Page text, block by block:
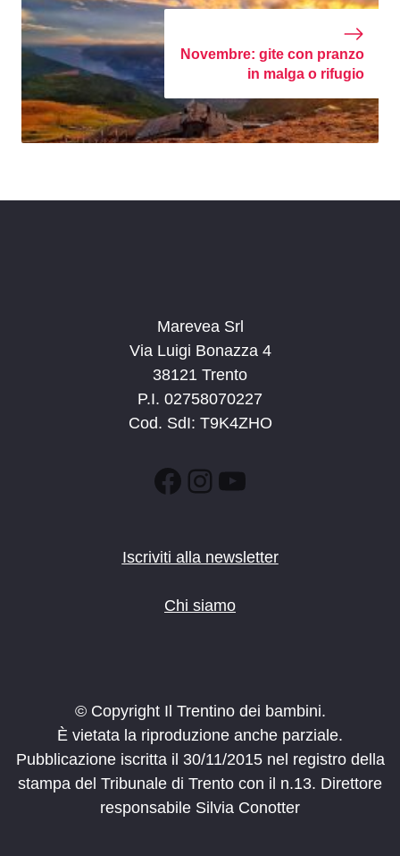
Novembre: gite con pranzo
in malga o rifugio
Marevea Srl
Via Luigi Bonazza 4
38121 Trento
P.I. 02758070227
Cod. SdI: T9K4ZHO
Facebook
Instagram
YouTube
Iscriviti alla newsletter
Chi siamo
© Copyright Il Trentino dei bambini.
È vietata la riproduzione anche parziale.
Pubblicazione iscritta il 30/11/2015 nel registro della
stampa del Tribunale di Trento con il n.13. Direttore
responsabile Silvia Conotter